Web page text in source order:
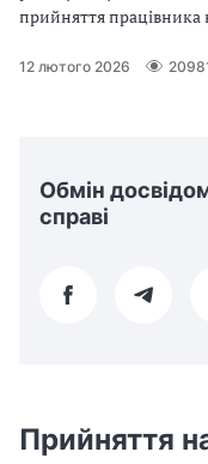
прийняття працівника
12 лютого 2026
Обмін
справі
Прийняття